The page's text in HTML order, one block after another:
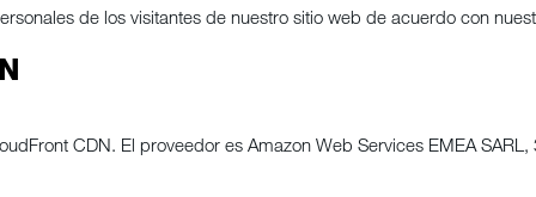
de los visitantes de nuestro sitio web de acuerdo con
CDN. El proveedor es Amazon Web Services EMEA